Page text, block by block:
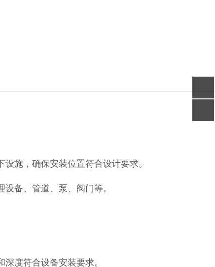
设施，确保安装位置符合设计要求。
设备、管道、泵、阀门等。
深度符合设备安装要求。